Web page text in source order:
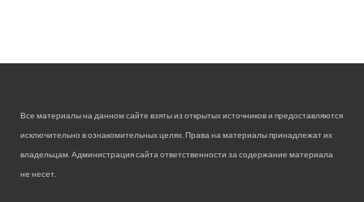
Все материалы на данном сайте взяты из открытых источников и предоставляются
исключительно в ознакомительных целях. Права на материалы принадлежат их
владельцам. Администрация сайта ответственности за содержание материала
не несет.